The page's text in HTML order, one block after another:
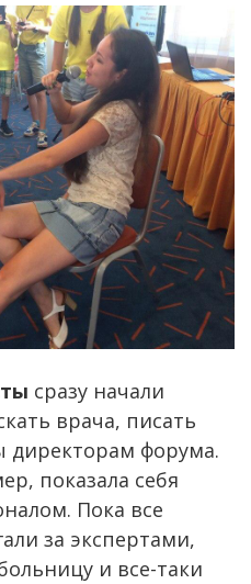
сразу начали
врача, писать
директорам форума.
показала себя
Пока все
за экспертами,
и все-таки